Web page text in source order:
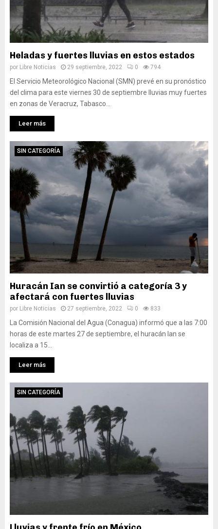
Heladas y fuertes lluvias en estos estados
por Libre Noticias 29 septiembre, 2022 0 794
El Servicio Meteorológico Nacional (SMN) prevé en su pronóstico
del clima para este viernes 30 de septiembre lluvias muy fuertes
en zonas de Veracruz, Tabasco...
Leer más
SIN CATEGORÍA
Huracán Ian se convirtió a categoría 3 y
afectará con fuertes lluvias
por Libre Noticias 27 septiembre, 2022 0 833
La Comisión Nacional del Agua (Conagua) informó que a las 7:00
horas de este martes 27 de septiembre, el huracán Ian se
localiza a 15...
Leer más
SIN CATEGORÍA